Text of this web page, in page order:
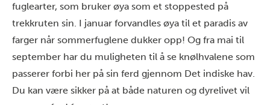
fuglearter, som bruker øya som et stoppested på
trekkruten sin. I januar forvandles øya til et paradis av
farger når sommerfuglene dukker opp! Og fra mai til
september har du muligheten til å se knølhvalene som
passerer forbi her på sin ferd gjennom Det indiske hav.
Du kan være sikker på at både naturen og dyrelivet vil